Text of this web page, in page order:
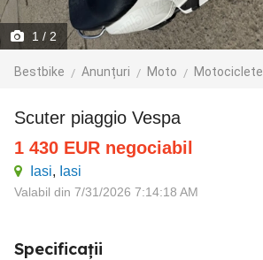
1 / 2
Bestbike Anunțuri Moto Motociclete
Scuter piaggio Vespa
1 430 EUR negociabil
Iasi, Iasi
Valabil din 7/31/2026 7:14:18 AM
Specificații